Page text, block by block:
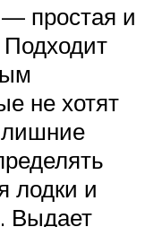
простая и
не хотят
лишние
лодки и
Выдает